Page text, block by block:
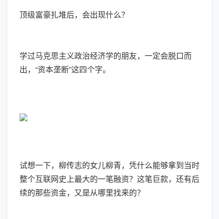
顶级富豪扎堆后，会出现什么？
学过马克思主义政治经济学的朋友，一定会脱口而
出，“资本垄断”这四个字。
试想一下，柳传志的女儿柳青，凭什么能够拿到当时
整个互联网史上最大的一笔融资？这笔巨款，还有后
续的那些资金，又是从哪里找来的？